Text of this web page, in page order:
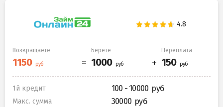
Возвращаете Берете Переплата
1й кредит 100 - 10000
Макс. сумма 30000